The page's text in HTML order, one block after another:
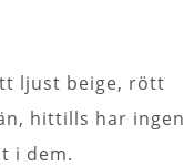
ljust beige, rött
hittills har ingen
i dem.